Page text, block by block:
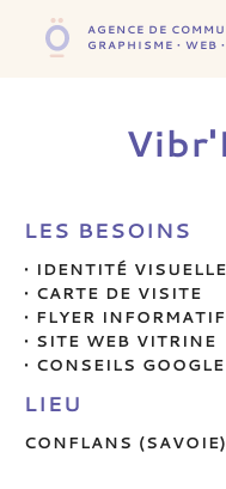
AGENCE DE
GRAPHISME • WEB
LES BESOINS
• IDENTITÉ VISUELLE
• CARTE DE VISITE
• FLYER INFORMATIF
• SITE WEB VITRINE
• CONSEILS
LIEU
CONFLANS (SAVOIE)